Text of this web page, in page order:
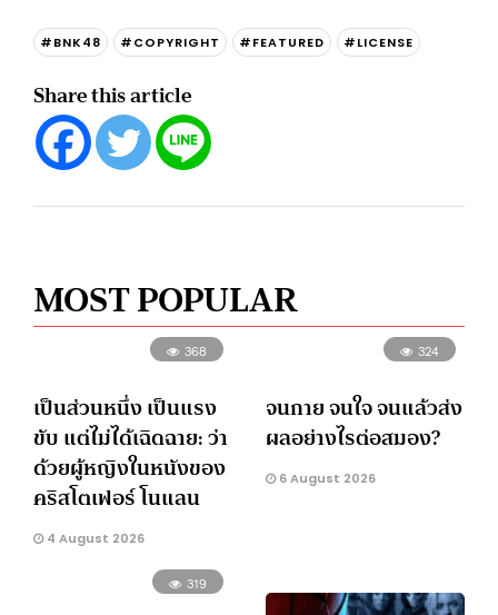
#BNK48 #COPYRIGHT #FEATURED #LICENSE
Share this article
MOST POPULAR
368
เป็นส่วนหนึ่ง เป็นแรง
ขับ แต่ไม่ได้เฉิดฉาย: ว่า
ด้วยผู้หญิงในหนังของ
คริสโตเฟอร์ โนแลน
4 August 2026
324
จนกาย จนใจ จนแล้วส่ง
ผลอย่างไรต่อสมอง?
6 August 2026
319